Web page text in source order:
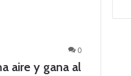
0
aire y gana al